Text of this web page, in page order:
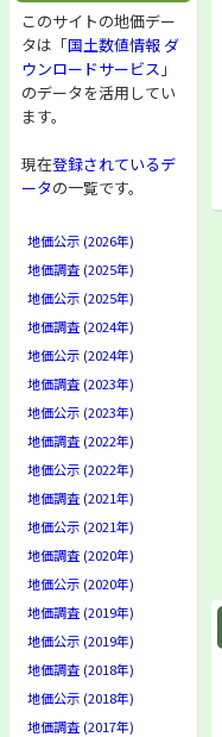
このサイトの地価デー
タは「国土数値情報 ダ
ウンロードサービス 」
のデータを活用してい
ます。
現在登録されているデ
ータの一覧です。
地価公示 (2026年)
地価調査 (2025年)
地価公示 (2025年)
地価調査 (2024年)
地価公示 (2024年)
地価調査 (2023年)
地価公示 (2023年)
地価調査 (2022年)
地価公示 (2022年)
地価調査 (2021年)
地価公示 (2021年)
地価調査 (2020年)
地価公示 (2020年)
地価調査 (2019年)
地価公示 (2019年)
地価調査 (2018年)
地価公示 (2018年)
地価調査 (2017年)